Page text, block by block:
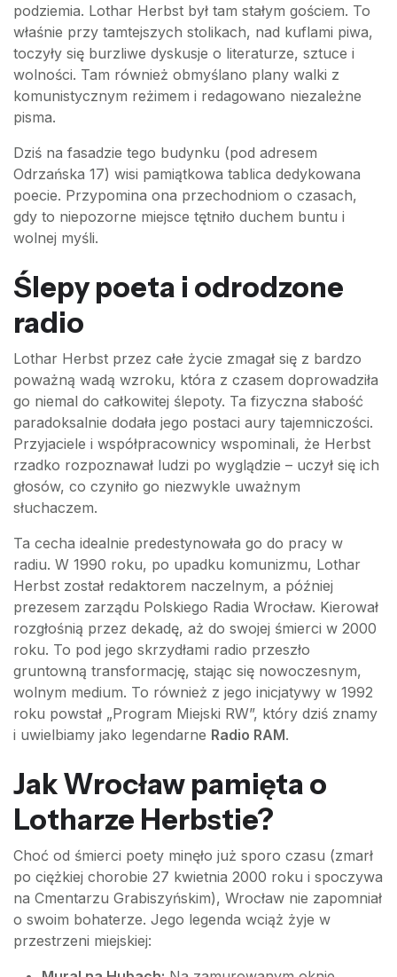
podziemia. Lothar Herbst był tam stałym gościem. To
właśnie przy tamtejszych stolikach, nad kuflami piwa,
toczyły się burzliwe dyskusje o literaturze, sztuce i
wolności. Tam również obmyślano plany walki z
komunistycznym reżimem i redagowano niezależne
pisma.
Dziś na fasadzie tego budynku (pod adresem
Odrzańska 17) wisi pamiątkowa tablica dedykowana
poecie. Przypomina ona przechodniom o czasach,
gdy to niepozorne miejsce tętniło duchem buntu i
wolnej myśli.
Ślepy poeta i odrodzone
radio
Lothar Herbst przez całe życie zmagał się z bardzo
poważną wadą wzroku, która z czasem doprowadziła
go niemal do całkowitej ślepoty. Ta fizyczna słabość
paradoksalnie dodała jego postaci aury tajemniczości.
Przyjaciele i współpracownicy wspominali, że Herbst
rzadko rozpoznawał ludzi po wyglądzie – uczył się ich
głosów, co czyniło go niezwykle uważnym
słuchaczem.
Ta cecha idealnie predestynowała go do pracy w
radiu. W 1990 roku, po upadku komunizmu, Lothar
Herbst został redaktorem naczelnym, a później
prezesem zarządu Polskiego Radia Wrocław. Kierował
rozgłośnią przez dekadę, aż do swojej śmierci w 2000
roku. To pod jego skrzydłami radio przeszło
gruntowną transformację, stając się nowoczesnym,
wolnym medium. To również z jego inicjatywy w 1992
roku powstał „Program Miejski RW”, który dziś znamy
i uwielbiamy jako legendarne Radio RAM.
Jak Wrocław pamięta o
Lotharze Herbstie?
Choć od śmierci poety minęło już sporo czasu (zmarł
po ciężkiej chorobie 27 kwietnia 2000 roku i spoczywa
na Cmentarzu Grabiszyńskim), Wrocław nie zapomniał
o swoim bohaterze. Jego legenda wciąż żyje w
przestrzeni miejskiej: